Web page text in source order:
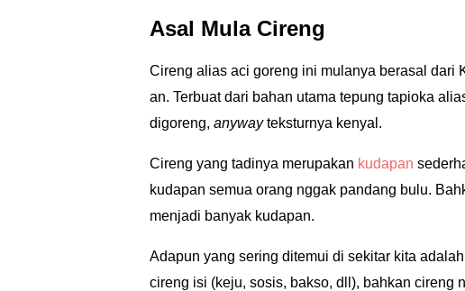
Asal Mula Cireng
Cireng alias aci goreng ini mulanya berasal dari
an. Terbuat dari bahan utama tepung tapioka
digoreng, anywayteksturnya kenyal.
Cireng yang tadinya merupakan kudapan
kudapan semua orang nggak pandang bulu.
menjadi banyak kudapan.
Adapun yang sering ditemui di sekitar kita
cireng isi (keju, sosis, bakso, dll), bahkan cireng